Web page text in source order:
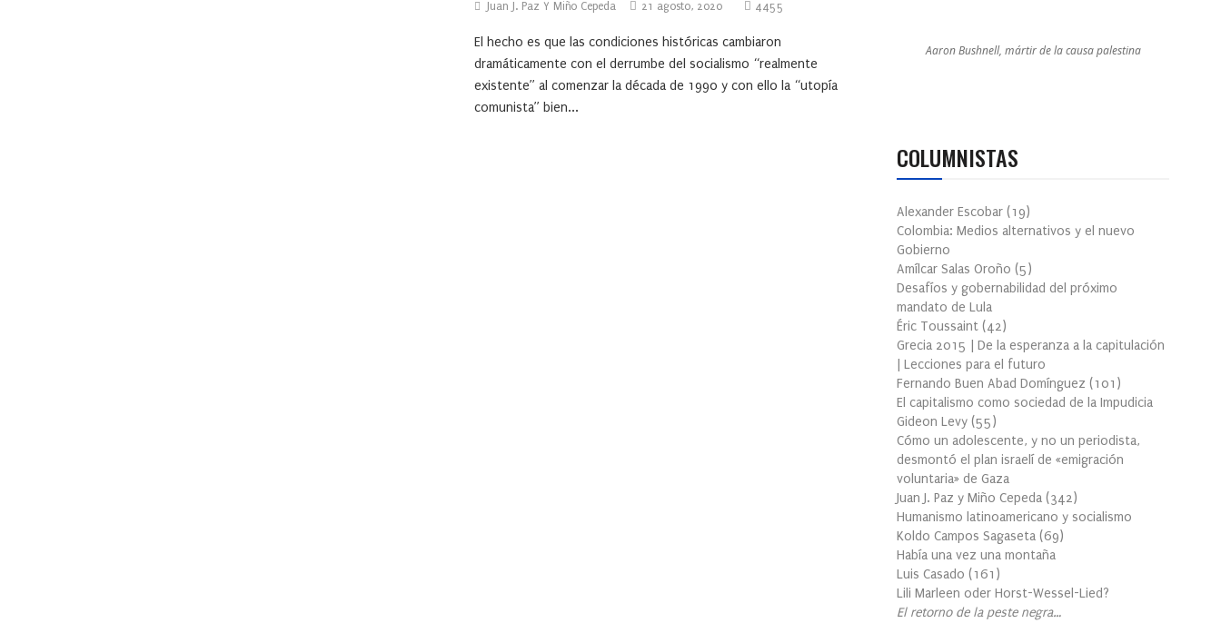
Juan J. Paz Y Miño Cepeda 21 agosto, 2020 4455
El hecho es que las condiciones históricas cambiaron
dramáticamente con el derrumbe del socialismo “realmente
existente” al comenzar la década de 1990 y con ello la “utopía
comunista” bien...
Aaron Bushnell, mártir de la causa palestina
COLUMNISTAS
Alexander Escobar (19)
Colombia: Medios alternativos y el nuevo
Gobierno
Amílcar Salas Oroño (5)
Desafíos y gobernabilidad del próximo
mandato de Lula
Éric Toussaint (42)
Grecia 2015 | De la esperanza a la capitulación
| Lecciones para el futuro
Fernando Buen Abad Domínguez (101 )
El capitalismo como sociedad de la Impudicia
Gideon Levy (55)
Cómo un adolescente, y no un periodista,
desmontó el plan israelí de «emigración
voluntaria» de Gaza
Juan J. Paz y Miño Cepeda (342)
Humanismo latinoamericano y socialismo
Koldo Campos Sagaseta (69)
Había una vez una montaña
Luis Casado (161 )
Lili Marleen oder Horst-Wessel-Lied?
El retorno de la peste negra…